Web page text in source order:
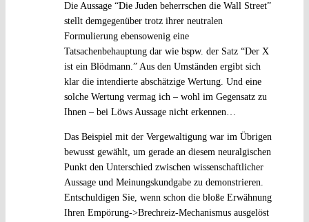
Die Aussage “Die Juden beherrschen die Wall Street”
stellt demgegenüber trotz ihrer neutralen
Formulierung ebensowenig eine
Tatsachenbehauptung dar wie bspw. der Satz “Der X
ist ein Blödmann.” Aus den Umständen ergibt sich
klar die intendierte abschätzige Wertung. Und eine
solche Wertung vermag ich – wohl im Gegensatz zu
Ihnen – bei Löws Aussage nicht erkennen…
Das Beispiel mit der Vergewaltigung war im Übrigen
bewusst gewählt, um gerade an diesem neuralgischen
Punkt den Unterschied zwischen wissenschaftlicher
Aussage und Meinungskundgabe zu demonstrieren.
Entschuldigen Sie, wenn schon die bloße Erwähnung
Ihren Empörung->Brechreiz-Mechanismus ausgelöst